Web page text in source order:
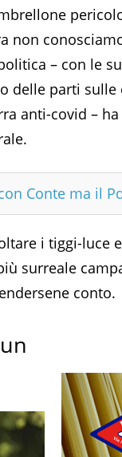
non
– con le
delle parti
anti-covid – ha
Conte ma il
i tiggi-luce
surreale
conto.